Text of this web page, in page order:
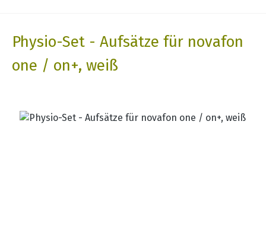
Physio-Set - Aufsätze für novafon
one / on+, weiß
Bildergalerie überspringen